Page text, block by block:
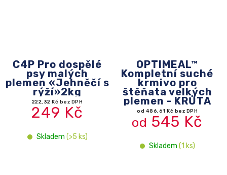
C4P Pro dospělé
psy malých
plemen «Jehněčí s
rýží»2kg
222,32 Kč bez DPH
249 Kč
Skladem (>5 ks)
OPTIMEAL™
Kompletní suché
krmivo pro
štěňata velkých
plemen - KRŮTA
od 486,61 Kč bez DPH
od 545 Kč
Skladem (1 ks)